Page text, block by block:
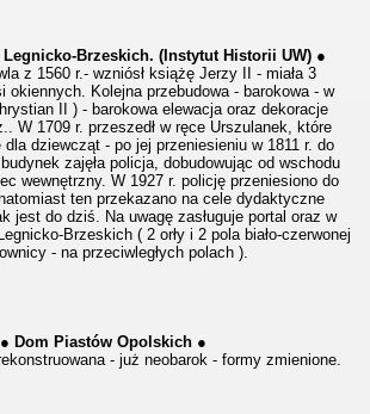
Legnicko-Brzeskich. (Instytut Historii UW) ●
z 1560 r.- wzniósł książę Jerzy II - miała 3
okiennych. Kolejna przebudowa - barokowa - w
II ) - barokowa elewacja oraz dekoracje
W 1709 r. przeszedł w ręce Urszulanek, które
dla dziewcząt - po jej przeniesieniu w 1811 r. do
zajęła policja, dobudowując od wschodu
wewnętrzny. W 1927 r. policję przeniesiono do
ten przekazano na cele dydaktyczne
jest do dziś. Na uwagę zasługuje portal oraz w
Brzeskich ( 2 orły i 2 pola biało-czerwonej
- na przeciwległych polach ).
● Dom Piastów Opolskich ●
- już neobarok - formy zmienione.